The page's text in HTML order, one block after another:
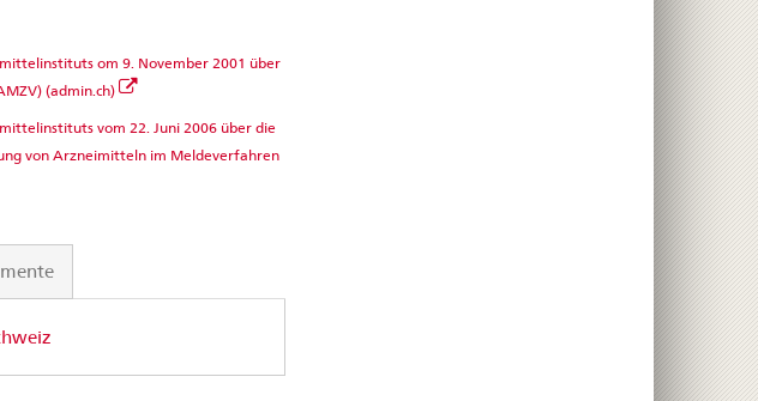
om 9. November 2001 über
(admin.ch)
vom 22. Juni 2006 über die
von Arzneimitteln im Meldeverfahren